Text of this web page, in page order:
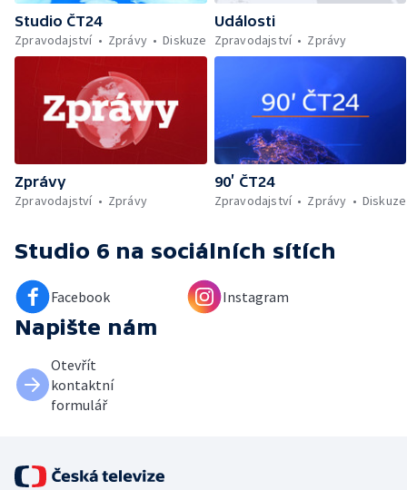
Studio ČT24
Zpravodajství
Zprávy Diskuze
Události
Zpravodajství
Zprávy
Zprávy
Zpravodajství
Zprávy
90’ ČT24
Zpravodajství
Zprávy Diskuze
Studio 6 na sociálních sítích
Facebook Instagram
Napište nám
Otevřít
kontaktní
formulář